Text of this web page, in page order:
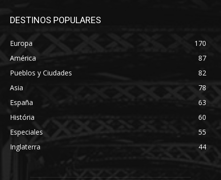
DESTINOS POPULARES
Europa
170
América
87
Pueblos y Ciudades
82
Asia
78
España
63
História
60
Especiales
55
Inglaterra
44